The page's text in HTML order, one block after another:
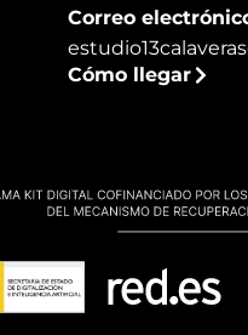
Correo
Cómo llegar